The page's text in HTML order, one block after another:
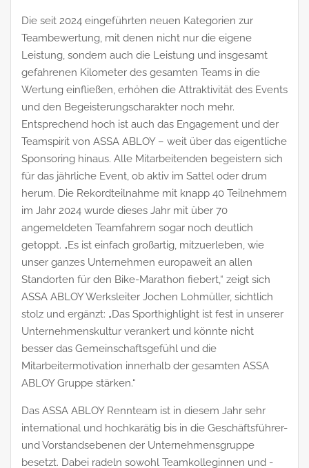
Die seit 2024 eingeführten neuen Kategorien zur
Teambewertung, mit denen nicht nur die eigene
Leistung, sondern auch die Leistung und insgesamt
gefahrenen Kilometer des gesamten Teams in die
Wertung einfließen, erhöhen die Attraktivität des Events
und den Begeisterungscharakter noch mehr.
Entsprechend hoch ist auch das Engagement und der
Teamspirit von ASSA ABLOY – weit über das eigentliche
Sponsoring hinaus. Alle Mitarbeitenden begeistern sich
für das jährliche Event, ob aktiv im Sattel oder drum
herum. Die Rekordteilnahme mit knapp 40 Teilnehmern
im Jahr 2024 wurde dieses Jahr mit über 70
angemeldeten Teamfahrern sogar noch deutlich
getoppt. „Es ist einfach großartig, mitzuerleben, wie
unser ganzes Unternehmen europaweit an allen
Standorten für den Bike-Marathon fiebert,“ zeigt sich
ASSA ABLOY Werksleiter Jochen Lohmüller, sichtlich
stolz und ergänzt: „Das Sporthighlight ist fest in unserer
Unternehmenskultur verankert und könnte nicht
besser das Gemeinschaftsgefühl und die
Mitarbeitermotivation innerhalb der gesamten ASSA
ABLOY Gruppe stärken.“
Das ASSA ABLOY Rennteam ist in diesem Jahr sehr
international und hochkarätig bis in die Geschäftsführer-
und Vorstandsebenen der Unternehmensgruppe
besetzt. Dabei radeln sowohl Teamkolleginnen und -